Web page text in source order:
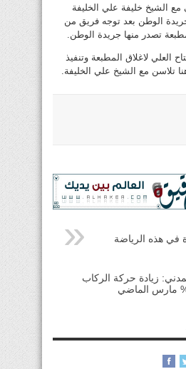
مع الشيخ خليفة علي الخليفة
الوطن بعد توجه فريق من
مطبعة تصدر منها جريدة الوطن.
العلي لاغلاق المطبعة وتنفيذ
تلاسن مع الشيخ علي الخليفة.
في هذه الرياضة
زيادة حركة الركاب